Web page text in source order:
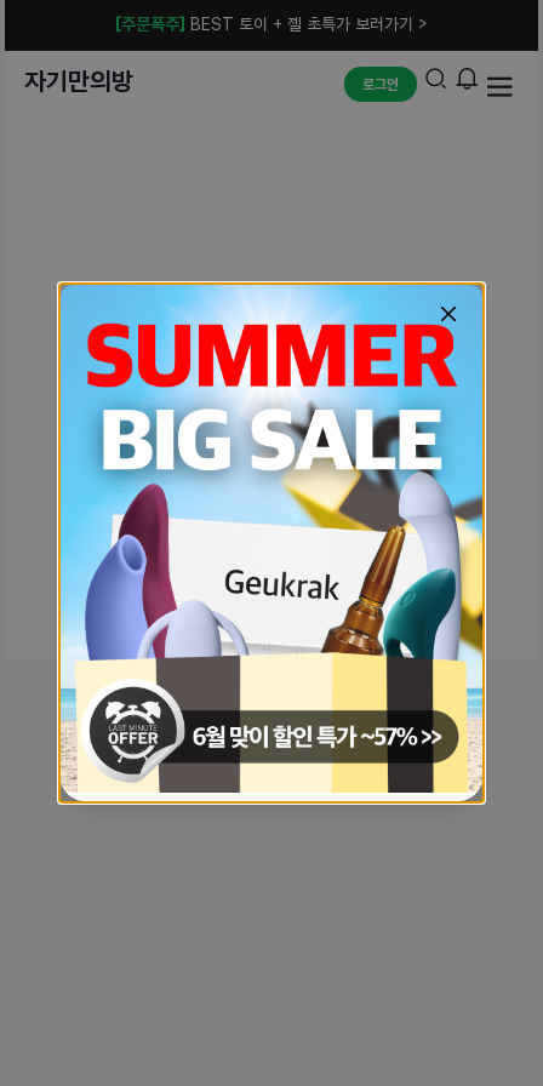
[주문폭주] BEST 토이 + 젤 초특가 보러가기 >
자기만의방 로그인
예상치 못한 에러입니다.